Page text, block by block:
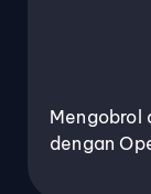
Mengobrol
dengan